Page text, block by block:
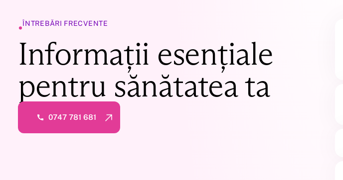
•ÎNTREBĂRI FRECVENTE
Informații esențiale
pentru sănătatea ta
0747 781 681